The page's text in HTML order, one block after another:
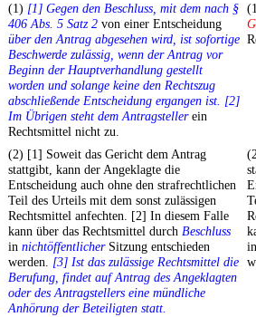
(1) [1] Gegen den Beschluss, mit dem nach §
406 Abs. 5 Satz 2 von einer Entscheidung
über den Antrag abgesehen wird, ist sofortige
Beschwerde zulässig, wenn der Antrag vor
Beginn der Hauptverhandlung gestellt
worden und solange keine den Rechtszug
abschließende Entscheidung ergangen ist. [2]
Im Übrigen steht dem Antragstellerein
Rechtsmittel nicht zu.
(2) [1] Soweit das Gericht dem Antrag
stattgibt, kann der Angeklagte die
Entscheidung auch ohne den strafrechtlichen
Teil des Urteils mit dem sonst zulässigen
Rechtsmittel anfechten. [2] In diesem Falle
kann über das Rechtsmittel durch Beschluss
in nichtöffentlicherSitzung entschieden
werden. [3] Ist das zulässige Rechtsmittel die
Berufung, findet auf Antrag des Angeklagten
oder des Antragstellers eine mündliche
Anhörung der Beteiligten statt.
in